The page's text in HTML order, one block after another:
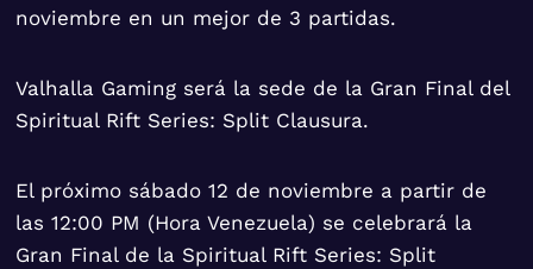
noviembre en un mejor de 3 partidas.
Valhalla Gaming será la sede de la Gran Final del
Spiritual Rift Series: Split Clausura.
El próximo sábado 12 de noviembre a partir de
las 12:00 PM (Hora Venezuela) se celebrará la
Gran Final de la Spiritual Rift Series: Split